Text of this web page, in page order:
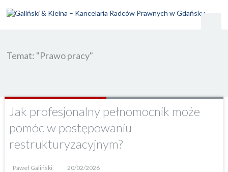
Temat: "Prawo pracy"
Jak profesjonalny pełnomocnik może
pomóc w postępowaniu
restrukturyzacyjnym?
Paweł Galiński 20/02/2026